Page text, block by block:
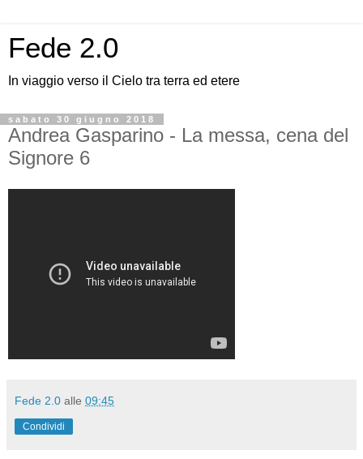
Fede 2.0
In viaggio verso il Cielo tra terra ed etere
sabato 30 giugno 2018
Andrea Gasparino - La messa, cena del
Signore 6
Fede 2.0 alle 09:45
Condividi